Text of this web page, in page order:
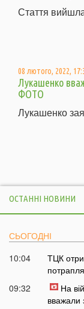
Стаття
08 лютого, 2022,
Лукашенко
ФОТО
Лукашенко
ОСТАННІ НОВИНИ
СЬОГОДНІ
10:04
ТЦК
09:32
На
вважали